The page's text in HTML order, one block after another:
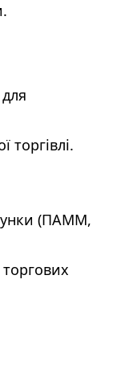
торгівлі.
(ПАММ,
торгових